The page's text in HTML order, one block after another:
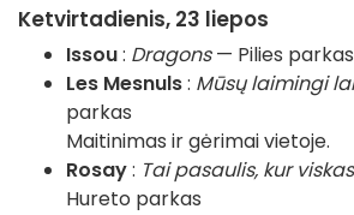
Ketvirtadienis, 23 liepos
Issou: Dragons— Pilies parkas
Les Mesnuls: Mūsų laimingi
parkas
Maitinimas ir gėrimai vietoje.
Rosay: Tai pasaulis, kur
Hureto parkas